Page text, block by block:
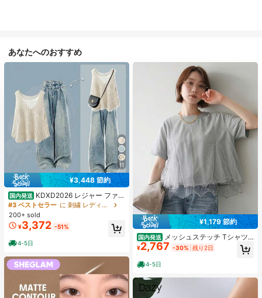
あなたへのおすすめ
11
¥3,448 節約
国内発送 KDXD2026 レジャー ファッ
ション ロングサイズ 夏服 女性 ワイ
ルドスタイル ボア付きトップス ワイ
ルドスタイル ロングスカート 3点セ
ット UVカット 軽量 通気性 袖付き
ヒップカバー効果 通気性抜群 サイズ
豊富
#3 ベストセラー
に 刺繍 レディースコーデ
200+ sold
¥3,372 -51%
4-5日
¥1,179 節約
国内発送 メッシュステッチ Tシャツ
レディース ラウンドネック 立体デザ
イン 通勤 万能 重ね着トップス
¥2,767 -30% 残り2日
4-5日